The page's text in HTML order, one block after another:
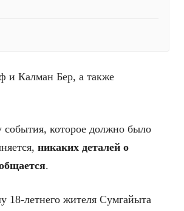
и Калман Бер, а также
события, которое должно было
никаких деталей о
.
18-летнего жителя Сумгайыта